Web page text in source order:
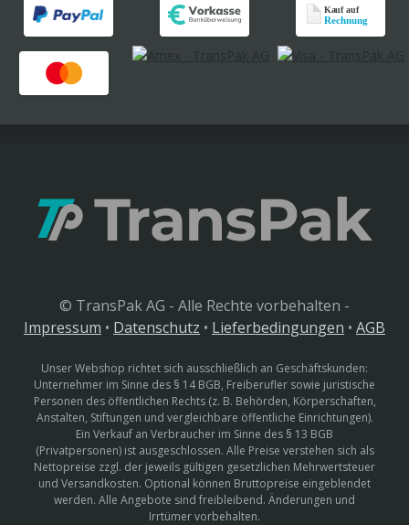
© TransPak AG - Alle Rechte vorbehalten -
Impressum • Datenschutz • Lieferbedingungen • AGB
Unser Webshop richtet sich ausschließlich an Geschäftskunden:
Unternehmer im Sinne des § 14 BGB, Freiberufler sowie juristische
Personen des öffentlichen Rechts (z. B. Behörden, Körperschaften,
Anstalten, Stiftungen und vergleichbare öffentliche Einrichtungen).
Ein Verkauf an Verbraucher im Sinne des § 13 BGB
(Privatpersonen) ist ausgeschlossen. Alle Preise verstehen sich als
Nettopreise zzgl. der jeweils gültigen gesetzlichen Mehrwertsteuer
und Versandkosten. Optional können Bruttopreise eingeblendet
werden. Alle Angebote sind freibleibend. Änderungen und
Irrtümer vorbehalten.